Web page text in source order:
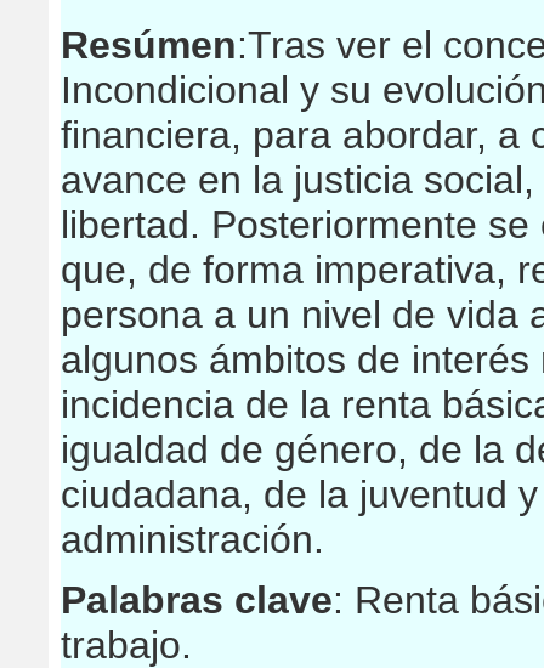
Resúmen:Tras ver el
Incondicional y su
financiera, para abordar, a
avance en la justicia
libertad. Posteriormente
que, de forma imperativa,
persona a un nivel de vida
algunos ámbitos de
incidencia de la renta
igualdad de género, de la
ciudadana, de la juventud
administración.
Palabras clave: Renta
trabajo.